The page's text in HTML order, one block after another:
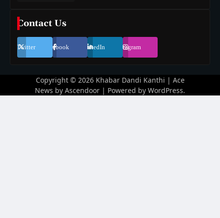
Contact Us
Twitter Facebook LinkedIn Instagram
Copyright © 2026 Khabar Dandi Kanthi | Ace
News by Ascendoor | Powered by WordPress.